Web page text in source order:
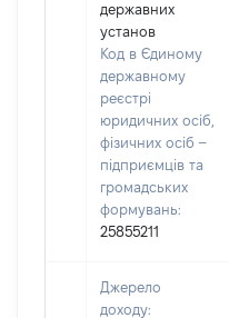
державних
установ
Код в Єдиному
державному
реєстрі
юридичних осіб,
фізичних осіб –
підприємців та
громадських
формувань:
25855211
Джерело
доходу: